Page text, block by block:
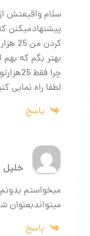
سلام واقیعتش
پیشنهادمیکنن
بهتر بگم که
چرا
لطفا راه نمایی
پاسخ
میخواستم
میتواندبعنوان
پاسخ